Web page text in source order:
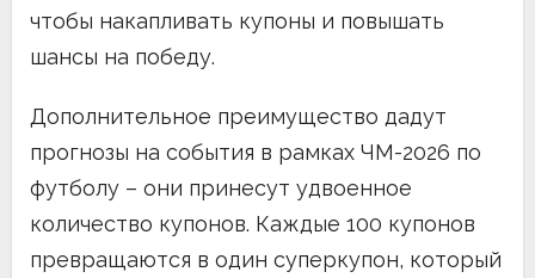
чтобы накапливать купоны и повышать
шансы на победу.
Дополнительное преимущество дадут
прогнозы на события в рамках ЧМ-2026 по
футболу – они принесут удвоенное
количество купонов. Каждые 100 купонов
превращаются в один суперкупон, который